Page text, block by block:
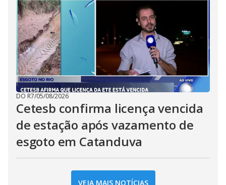
DO R7/05/08/2026
Cetesb confirma licença vencida
de estação após vazamento de
esgoto em Catanduva
VEJA MAIS NOTÍCIAS